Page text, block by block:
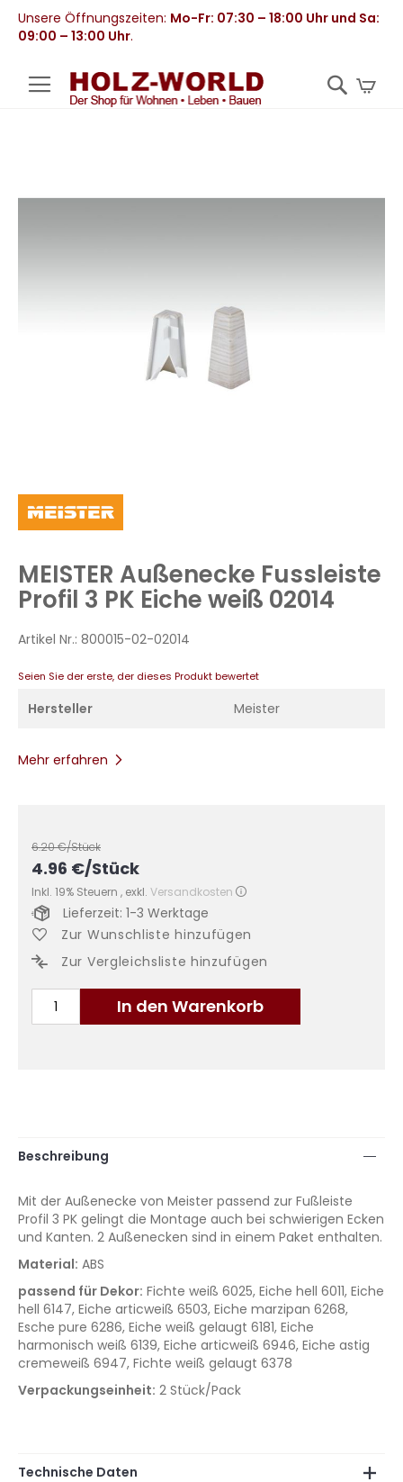
Unsere Öffnungszeiten: Mo-Fr: 07:30 – 18:00 Uhr und Sa:
09:00 – 13:00 Uhr.
Zum
Anfang
springen
MEISTER Außenecke Fussleiste
Profil 3 PK Eiche weiß 02014
Artikel Nr.: 800015-02-02014
Seien Sie der erste, der dieses Produkt bewertet
Hersteller Meister
Mehr erfahren
6.20€/Stück
4.96 €/Stück
Inkl. 19% Steuern , exkl. Versandkosten
In den Warenkorb
Lieferzeit: 1-3 Werktage
Zur Wunschliste hinzufügen
Zur Vergleichsliste hinzufügen
Beschreibung
Mit der Außenecke von Meister passend zur Fußleiste
Profil 3 PK gelingt die Montage auch bei schwierigen Ecken
und Kanten. 2 Außenecken sind in einem Paket enthalten.
Material: ABS
passend für Dekor: Fichte weiß 6025, Eiche hell 6011, Eiche
hell 6147, Eiche articweiß 6503, Eiche marzipan 6268,
Esche pure 6286, Eiche weiß gelaugt 6181, Eiche
harmonisch weiß 6139, Eiche articweiß 6946, Eiche astig
cremeweiß 6947, Fichte weiß gelaugt 6378
Verpackungseinheit: 2 Stück/Pack
Technische Daten